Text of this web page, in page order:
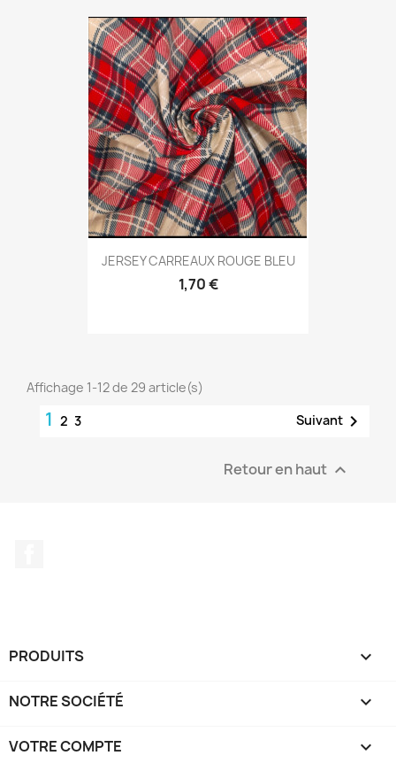
JERSEY CARREAUX ROUGE BLEU
1,70 €
Affichage 1-12 de 29 article(s)
1 2 3 Suivant 
Retour en haut 
PRODUITS 
NOTRE SOCIÉTÉ 
VOTRE COMPTE 